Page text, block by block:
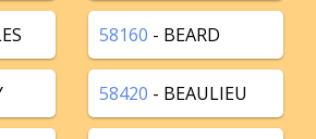
58160 - BEARD
58420 - BEAULIEU